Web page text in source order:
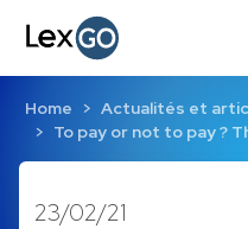
Home
Actualités et
To pay or not to pay ?
23/02/21